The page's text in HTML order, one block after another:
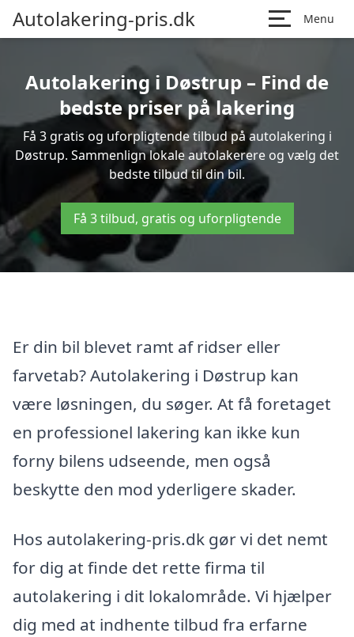
Autolakering-pris.dk Menu
Autolakering i Døstrup – Find de
bedste priser på lakering
Få 3 gratis og uforpligtende tilbud på autolakering i
Døstrup. Sammenlign lokale autolakerere og vælg det
bedste tilbud til din bil.
Få 3 tilbud, gratis og uforpligtende
Er din bil blevet ramt af ridser eller
farvetab? Autolakering i Døstrup kan
være løsningen, du søger. At få foretaget
en professionel lakering kan ikke kun
forny bilens udseende, men også
beskytte den mod yderligere skader.
Hos autolakering-pris.dk gør vi det nemt
for dig at finde det rette firma til
autolakering i dit lokalområde. Vi hjælper
dig med at indhente tilbud fra erfarne